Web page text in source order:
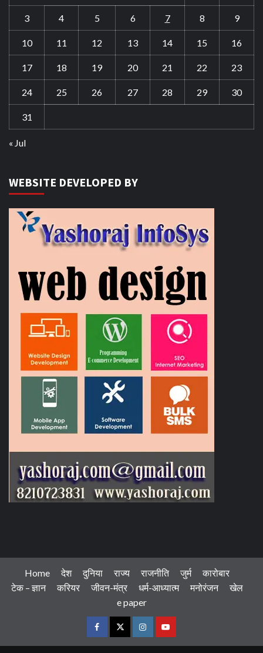
3 4 5 6 7 8 9
10 11 12 13 14 15 16
17 18 19 20 21 22 23
24 25 26 27 28 29 30
31
« Jul
WEBSITE DEVELOPED BY
Home देश दुनिया राज्य राजनीति जुर्म
कारोबार
टेक – ज्ञान
करियर जीवन-मंत्र धर्म-आध्यात्म मनोरंजन
खेल
e paper
FacebookTwitterInstagramYoutube